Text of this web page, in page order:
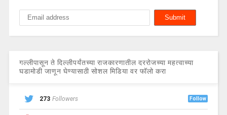
गल्लीपासून ते दिल्लीपर्यंतच्या राजकारणातील दररोजच्या महत्वाच्या
घडामोडी जाणून घेण्यासाठी सोशल मिडिया वर फॉलो करा
273 Followers Follow